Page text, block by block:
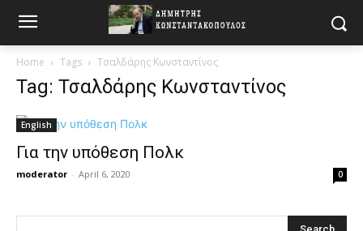
Home Tags Τσαλδάρης Κωνσταντίνος
Tag: Τσαλδάρης Κωνσταντίνος
English
Για την υπόθεση Πολκ
moderator - April 6, 2020 0